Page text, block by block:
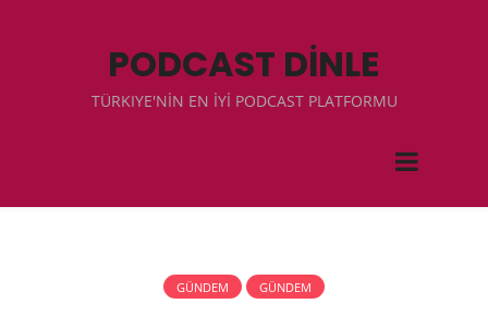
PODCAST DİNLE
TÜRKIYE'NİN EN İYİ PODCAST PLATFORMU
GÜNDEM GÜNDEM